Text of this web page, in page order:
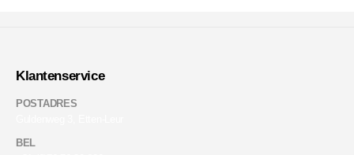
Klantenservice
POSTADRES
BEL